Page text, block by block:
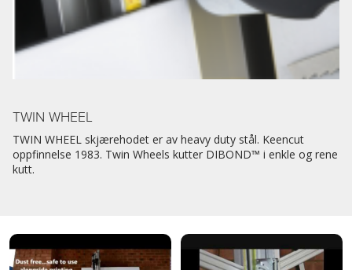
TWIN WHEEL
TWIN WHEEL skjærehodet er av heavy duty stål. Keencut
oppfinnelse 1983. Twin Wheels kutter DIBOND™ i enkle og rene
kutt.